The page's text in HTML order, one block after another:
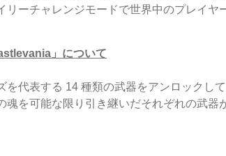
ーチャレンジモードで世界中のプレイヤ
」について
代表する 14 種類の武器をアンロックし
を可能な限り引き継いだそれぞれの武器